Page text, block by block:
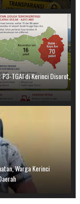
P3-TGAI di Kerinci Disorot,
Warga Kerinci